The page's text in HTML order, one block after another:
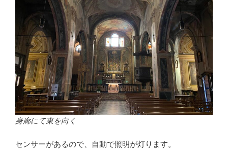
身廊にて東を向く
センサーがあるので、自動で照明が灯ります。